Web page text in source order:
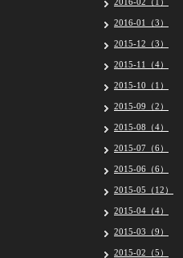
2016-01（3）
2015-12（3）
2015-11（4）
2015-10（1）
2015-09（2）
2015-08（4）
2015-07（6）
2015-06（6）
2015-05（12）
2015-04（4）
2015-03（9）
2015-02（5）